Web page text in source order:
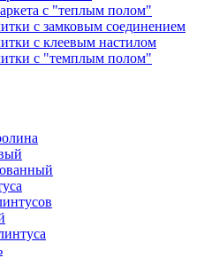
с "теплым полом"
с замковым соединением
с клеевым настилом
с "темплым полом"